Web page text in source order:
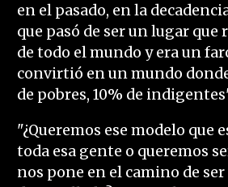
en el pasado, en la
que pasó de ser un lugar que
de todo el mundo y era un
convirtió en un mundo
de pobres, 10% de
"¿Queremos ese modelo que
toda esa gente o queremos
nos pone en el camino de